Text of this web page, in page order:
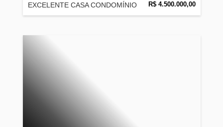
EXCELENTE CASA CONDOMÍNIO R$ 4.500.000,00